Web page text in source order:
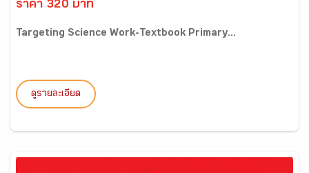
ราคา 320 บาท
Targeting Science Work-Textbook Primary...
ดูรายละเอียด